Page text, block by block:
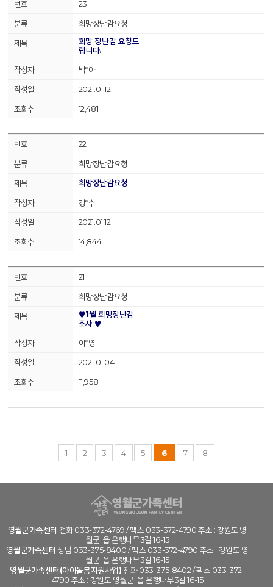
23
희망장난감요청
희망 장난감 요청드
립니다.
박*아
2021.01.12
12,481
22
희망장난감요청
희망장난감요청
강*수
2021.01.12
14,844
21
희망장난감요청
♥1월 희망장난감
조사 ♥
이*영
2021.01.04
11,958
1 2 3 4 5 6 7 8
영월군가족센터 전화 033-372-4769 / 팩스 033-372-4790 주소 : 강원도 영
월군. 읍 은행나무3길 16-15
영월군가족센터 상담 033-375-8400 / 팩스 033-372-4790 주소 : 강원도 영
월군. 읍 은행나무3길 16-15
영월군가족센터(아이돌봄지원사업) 전화 033-375-8402 / 팩스 033-372-
4790 주소 : 강원도 영월군. 읍 은행나무3길 16-15